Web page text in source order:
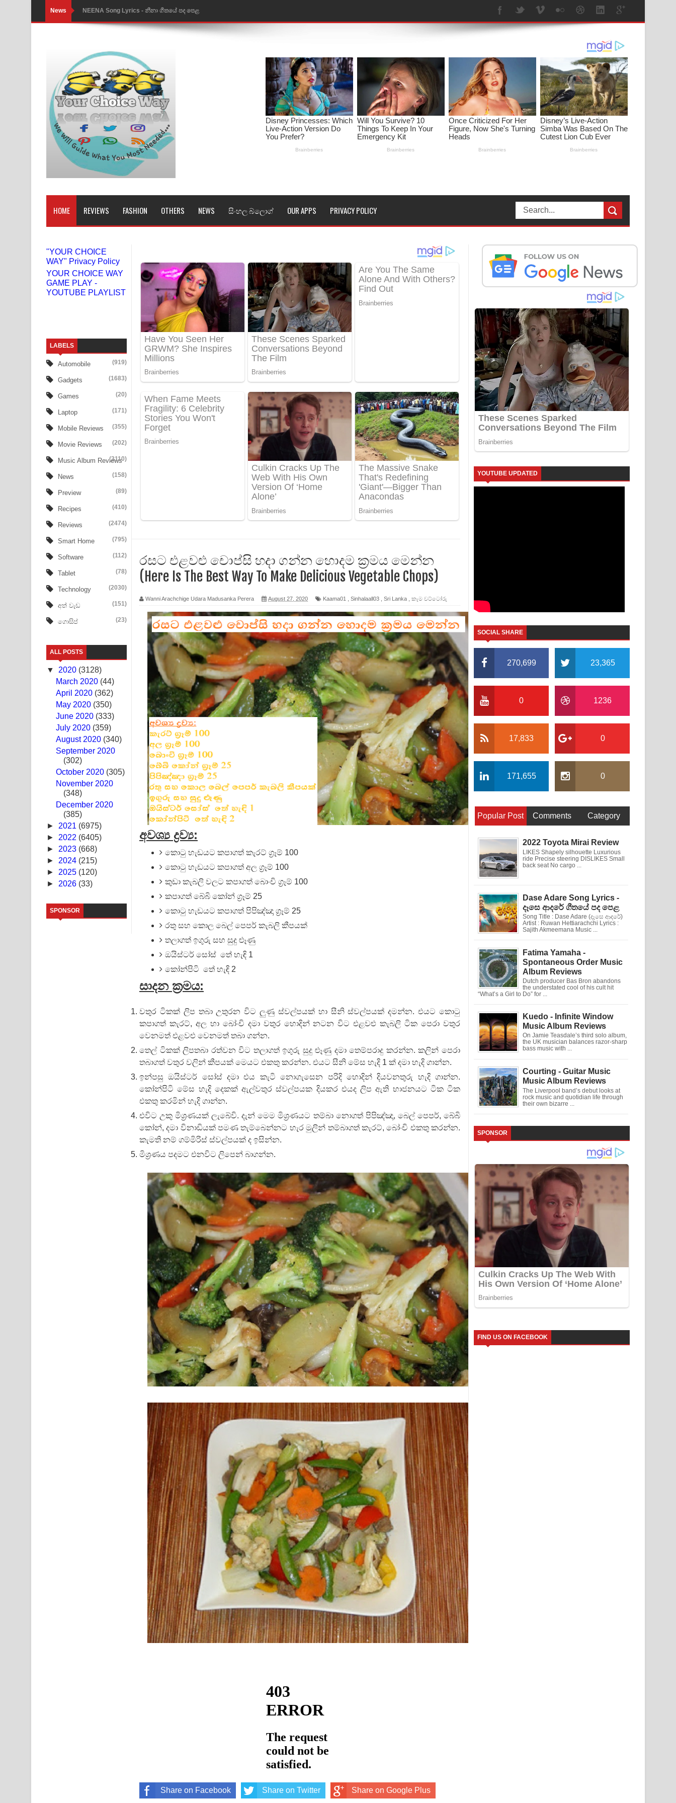
News NEENA Song Lyrics - නීනා ගීතයේ පද පෙළ
Ahimi Wimai Himi Song Lyrics - අහිමි විමයි හිමි ගීතයේ පද පෙළ
Mathaka Parana Song Lyrics - මතක පාරනා ගීතයේ පද පෙළ
Nimnadhen Song Lyrics - නිම්නාදෙන් ගීතයේ පද පෙළ
Obamai Mage Adare Song Lyrics - ඔබමයි මගේ ආදරේ ගීතයේ පද පෙළ
Pansal Gihin Song Lyrics - පන්සල් ගිහිං ගීතයේ පද පෙළ
Ankeliya Song Lyrics - අංකෙළිය ගීතයේ පද පෙළ
DEAR GOD Song Lyrics - ඩියර් ගෝඩ් ගීතයේ පද පෙළ
MANAMALA KATHA Song Lyrics - මනමාල කතා ගීතයේ පද පෙළ
Niwuna Numba Hinda Song Lyrics - නිවුනා නුඹ හින්දා ගීතයේ පද පෙළ
Numba Dun Aadare Song Lyrics - නුඹ දුන් ආදරේ ගීතයේ පද පෙළ
Liyamuda Dan Anagathe Song Lyrics - ලියමුද දැන් අනාගතේ ගීතයේ පද පෙළ
Doni Song Lyrics - දෝණි ගීතයේ පද පෙළ
Benthara Palame Song Lyrics - බෙන්තර පාලමේ ගීතයේ පද පෙළ
Sanda Babalena Song Lyrics - සඳ බැබලෙන ගීතයේ පද පෙළ
Adare Wadi Nisa Song Lyrics - ආදරේ වැඩි නිසා ගීතයේ පද පෙළ
UNUHUMA Song Lyrics - උණුහුම ගීතයේ පද පෙළ
Katakara Song Lyrics - කටකාර ගීතයේ පද පෙළ
Tharu Yaye Dilena Song Lyrics - තරු යායේ දිලෙනා ගීතයේ පද පෙළ
Ow Man Sosa Song Lyrics - ඔව් මං සෝසා ගීතයේ පද පෙළ
Aye Lanweela Song Lyrics - ආයේ ලංවීලා ගීතයේ පද පෙළ
Ala purannata Song Lyrics - ආල පුරන්නට ගීතයේ පද පෙළ
FEVER DREAM Lyrics - Alex Warren
BTS : Hooligan Lyrics
Apa Hamuwee Song Lyrics - අප හමුවී ගීතයේ පද පෙළ
PATHINIYE Song Lyrics - පතිනියනේ ගීතයේ පද පෙළ
Sorry Sir Song Lyrics - සොරි සර් ගීතයේ පද පෙළ
Mathaka Aluthin Liyanna Song Lyrics - මතක අලුතින් ලියන්න ගීතයේ පද පෙළ
Sandak Awith Song Lyrics - සඳක් ඇවිත් ගීතයේ පද පෙළ
Swetha Sande Song Lyrics - ශ්වේත සඳේ ගීතයේ පද පෙළ
Ma Igili Giya Lyrics - මා ඉගිලී ගියා ගීතයේ පද පෙළ
Ras Balan Song Lyrics - රැස් බලන් ගීතයේ පද පෙළ
Hoda sihiyen Song Lyrics - හොද සිහියෙන් ගීතයේ පද පෙළ
Awanken Song Lyrics - අවංකෙන් ගීතයේ පද පෙළ
Pa Sina Song Lyrics - පෑ සිනා ගීතයේ පද පෙළ
Pemwanthiye Song Lyrics - පෙම්වන්තියේ ගීතයේ පද පෙළ
Manobhawa Song Lyrics - මනෝභව ගීතයේ පද පෙළ
Akahe Indala Song Lyrics - ආකාහේ ඉඳලා ගීතයේ පද පෙළ
Raawaya Song Lyrics - රාවය ගීතයේ පද පෙළ
Saddeta Denna Song Lyrics - සද්දෙට දෙන්න ගීතයේ පද පෙළ
Kaalaya Song Lyrics - කාලය ගීතයේ පද පෙළ
Sandata Duka Hithila Song Lyrics - සඳට දුක හිතිලා ගීතයේ පද පෙළ
Father Song Lyrics - ෆාදර් ගීතයේ පද පෙළ
Dannawada Mawa Song Lyrics - දන්නවාද මාව ගීතයේ පද පෙළ
HOME REVIEWS FASHION OTHERS NEWS සිංහල බ්ලොග් OUR APPS PRIVACY POLICY
"YOUR CHOICE
WAY" Privacy Policy
YOUR CHOICE WAY
GAME PLAY -
YOUTUBE PLAYLIST
LABELS
Automobile (919)
Gadgets (1683)
Games (20)
Laptop (171)
Mobile Reviews (355)
Movie Reviews (202)
Music Album Reviews
(3110)
News (158)
Preview (89)
Recipes (410)
Reviews (2474)
Smart Home (795)
Software (112)
Tablet (78)
Technology (2030)
අත් වැඩ (151)
ගොසිප් (23)
ALL POSTS
▼ 2020 (3128)
March 2020 (44)
April 2020 (362)
May 2020 (350)
June 2020 (333)
July 2020 (359)
August 2020 (340)
September 2020
(302)
October 2020 (305)
November 2020
(348)
December 2020
(385)
► 2021 (6975)
► 2022 (6405)
► 2023 (668)
► 2024 (215)
► 2025 (120)
► 2026 (33)
SPONSOR
රසට එළවළු චොප්සි හදා ගන්න හොදම ක්‍රමය මෙන්න
(Here Is The Best Way To Make Delicious Vegetable Chops)
Wanni Arachchige Udara Madusanka Perera August 27, 2020 Kaama01 Sinhalaall03 Sri Lanka කෑම වට්ටෝරු
අවශ්‍ය ද්‍රව්‍ය:
කොටු හැඩයට කපාගත් කැරට් ග්‍රෑම් 100
කොටු හැඩයට කපාගත් අල ග්‍රෑම් 100
කුඩා කැබලි වලට කපාගත් බොංචි ග්‍රෑම් 100
කපාගත් බේබි කෝන් ග්‍රෑම් 25
කොටු හැඩයට කපාගත් පිපිඤ්ඤා ග්‍රෑම් 25
රතු සහ කොල බෙල් පෙපර් කැබලි කීපයක්
තලාගත් ඉගුරු සහ සුදු ළූණු
ඔයිස්ටර් සෝස් තේ හැඳි 1
කෝන්පිටි තේ හැඳි 2
සාදන ක්‍රමය:
වතුර ටිකක් ලිප තබා උතුරන විට ලුණු ස්වල්පයක් හා සීනි ස්වල්පයක් දමන්න. එයට කොටු
කපාගත් කැරට්, අල හා බෝංචි දමා වතුර හොදින් නටන විට එළවළු කැබලි ටික පෙරා වතුර
වෙනමත් එළවළු වෙනමත් තබා ගන්න.
තෙල් ටිකක් ලිපතබා රත්වන විට තලාගත් ඉගුරු සුදු ළූණු දමා තෙම්පරාදු කරන්න. කලින් පෙරා
තබාගත් වතුර වලින් කීපයක් මෙයට එකතු කරන්න. එයට සීනි මේස හැදි 1 ක් දමා හැදි ගාන්න.
ඉන්පසු ඔයිස්ටර් සෝස් දමා එය කැටි නොගැසෙන පරිදි හොදින් දියවනතුරු හැදි ගාන්න.
කෝන්පිටි මේස හැදි දෙකක් ඇල්වතුර ස්වල්පයක දියකර එයද ලිප ඇති භාජනයට ටික ටික
එකතු කරමින් හැදි ගාන්න.
එවිට උකු මිශ්‍රණයක් ලැබේවි. දැන් මෙම මිශ්‍රණයට තම්බා නොගත් පිපිඤ්ඤා, බෙල් පෙපර්, බේබි
කෝන්, දමා විනාඩියක් පමණ තැම්බෙන්නට හැර මුලින් තම්බාගත් කැරට්, බෝංචි එකතු කරන්න.
කැමති නම් ගම්මිරිස් ස්වල්පයක් ද ඉසින්න.
මිශ්‍රණය පදමට එනවිට ලිපෙන් බාගන්න.
Share on Facebook Share on Twitter Share on Google Plus
YOUTUBE UPDATED
SOCIAL SHARE
270,699 23,365
0 1236
17,833 0
171,655 0
Popular Post Comments Category
2022 Toyota Mirai Review
LIKES Shapely silhouette Luxurious
ride Precise steering DISLIKES Small
back seat No cargo ...
Dase Adare Song Lyrics -
දෑසෙ ආදරේ ගීතයේ පද පෙළ
Song Title : Dase Adare (දෑසෙ ආදරේ)
Artist : Ruwan Hettiarachchi Lyrics :
Sajith Akmeemana Music ...
Fatima Yamaha -
Spontaneous Order Music
Album Reviews
Dutch producer Bas Bron abandons
the understated cool of his cult hit
“What’s a Girl to Do” for ...
Kuedo - Infinite Window
Music Album Reviews
On Jamie Teasdale’s third solo album,
the UK musician balances razor-sharp
bass music with ...
Courting - Guitar Music
Music Album Reviews
The Liverpool band’s debut looks at
rock music and quotidian life through
their own bizarre ...
SPONSOR
FIND US ON FACEBOOK